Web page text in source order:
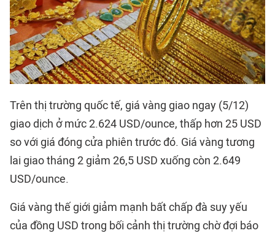
Trên thị trường quốc tế, giá vàng giao ngay (5/12)
giao dịch ở mức 2.624 USD/ounce, thấp hơn 25 USD
so với giá đóng cửa phiên trước đó. Giá vàng tương
lai giao tháng 2 giảm 26,5 USD xuống còn 2.649
USD/ounce.
Giá vàng thế giới giảm mạnh bất chấp đà suy yếu
của đồng USD trong bối cảnh thị trường chờ đợi báo